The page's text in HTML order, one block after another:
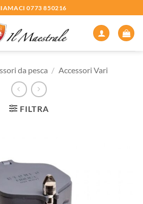
0773 850216
da pesca / Accessori Vari
FILTRA